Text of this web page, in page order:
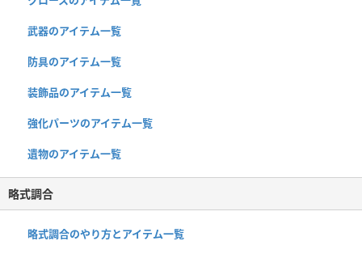
武器のアイテム一覧
防具のアイテム一覧
装飾品のアイテム一覧
強化パーツのアイテム一覧
遺物のアイテム一覧
略式調合
略式調合のやり方とアイテム一覧